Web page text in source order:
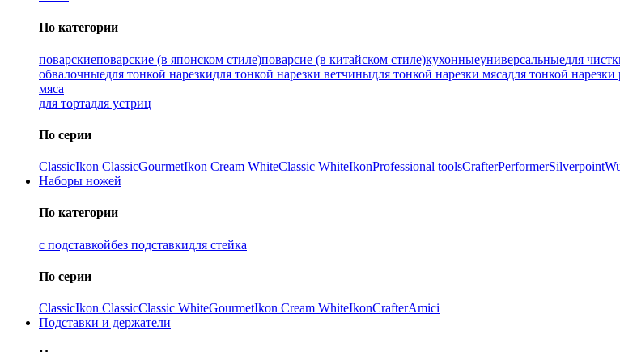
По категории
поварскиеповарские (в японском стиле)поварсие (в китайском стиле)кухонныеуниверсальныедля
обвалочныедля тонкой нарезкидля тонкой нарезки ветчиныдля тонкой нарезки мясадля тонкой
мяса
для тортадля устриц
По серии
ClassicIkon ClassiсGourmetIkon Cream WhiteClassic WhiteIkonProfessional toolsCrafterPerformerSilverpoint
Наборы ножей
По категории
с подставкойбез подставкидля стейка
По серии
ClassicIkon ClassiсClassic WhiteGourmetIkon Cream WhiteIkonCrafterAmici
Подставки и держатели